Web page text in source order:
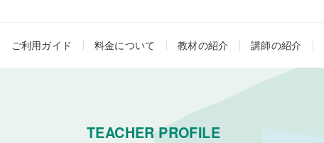
ご利用ガイド 料金について 教材の紹介 講師の紹介
TEACHER PROFILE